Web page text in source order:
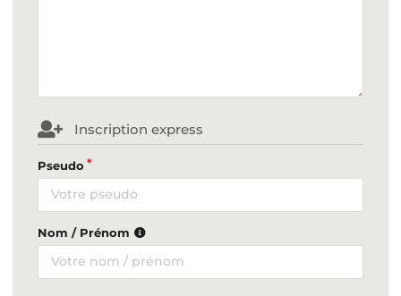
Inscription express
Pseudo
Nom / Prénom